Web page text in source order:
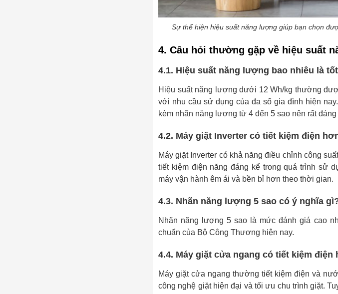
Sự thể hiện hiệu suất năng lượng giúp bạn chọn
4. Câu hỏi thường gặp về hiệu suất
4.1. Hiệu suất năng lượng bao nhiêu là
Hiệu suất năng lượng dưới 12 Wh/kg thường
với nhu cầu sử dụng của đa số gia đình hiện
kèm nhãn năng lượng từ 4 đến 5 sao nên rất
4.2. Máy giặt Inverter có tiết kiệm điện
Máy giặt Inverter có khả năng điều chỉnh công
tiết kiệm điện năng đáng kể trong quá trình sử
máy vận hành êm ái và bền bỉ hơn theo thời gian.
4.3. Nhãn năng lượng 5 sao có ý nghĩa
Nhãn năng lượng 5 sao là mức đánh giá cao
chuẩn của Bộ Công Thương hiện nay.
4.4. Máy giặt cửa ngang có tiết kiệm điện
Máy giặt cửa ngang thường tiết kiệm điện và
công nghệ giặt hiện đại và tối ưu chu trình giặt.